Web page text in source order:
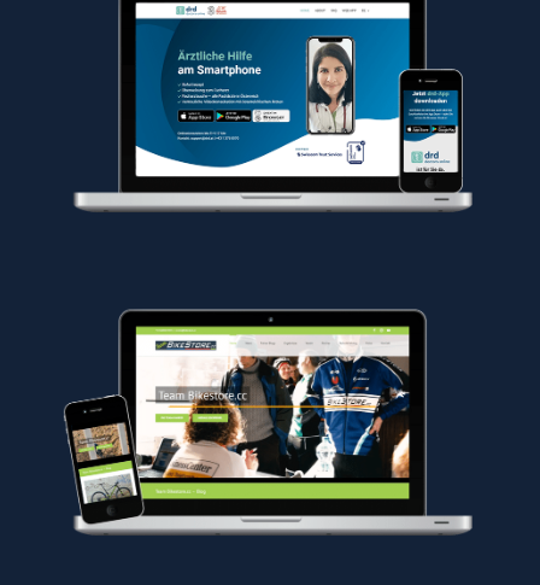
Website Erstellung und SEO – drd doctors
online
Vereinswebseite und Blog Erstellung
Bikestore.cc